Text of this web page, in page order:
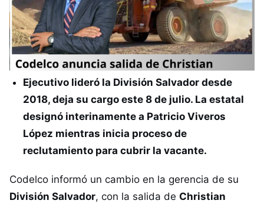
Ejecutivo lideró la División Salvador desde
2018, deja su cargo este 8 de julio. La estatal
designó interinamente a Patricio Viveros
López mientras inicia proceso de
reclutamiento para cubrir la vacante.
Codelco informó un cambio en la gerencia de su
División Salvador, con la salida de Christian